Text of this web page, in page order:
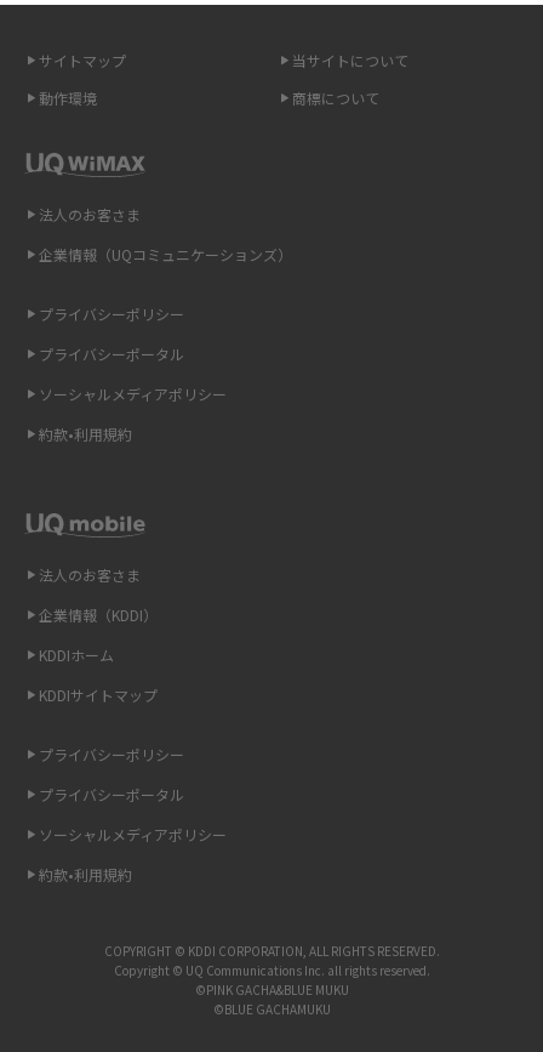
介
ポケット型Wi-Fi（モバイルWi-Fi）とは？おススメする方の特徴や選び方を
点も解説
ギガバイト（GB）とは？1GBの目安やギガが足りない時の対処法を紹介
Wi-Fi 6とは？Wi-Fi 5との違いやメリットと注意点、規格の種類も解説
光ファイバーとは？仕組みやメリット・デメリットを初心者向けにわかり
やすく解説
ストリーミング再生とは？ダウンロードとの違いやメリット・デメリット
引っ越し費用の相場は？ひとり暮らしや家族の場合の目安や費用を抑える
UQ WiMAXの評判は？特徴やメリット・デメリットを口コミと併せて紹介
サイトマップ
当サイトについて
動作環境
商標について
法人のお客さま
企業情報（KDDI）
KDDIホーム
KDDIサイトマップ
プライバシーポリシー
プライバシーポータル
ソーシャルメディアポリシー
約款•利用規約
法人のお客さま
企業情報（UQコミュニケーションズ）
プライバシーポリシー
プライバシーポータル
ソーシャルメディアポリシー
約款•利用規約
COPYRIGHT © KDDI CORPORATION, ALL RIGHTS RESERVED.
Copyright © UQ Communications Inc. all rights reserved.
©PINK GACHA&BLUE MUKU
©BLUE GACHAMUKU